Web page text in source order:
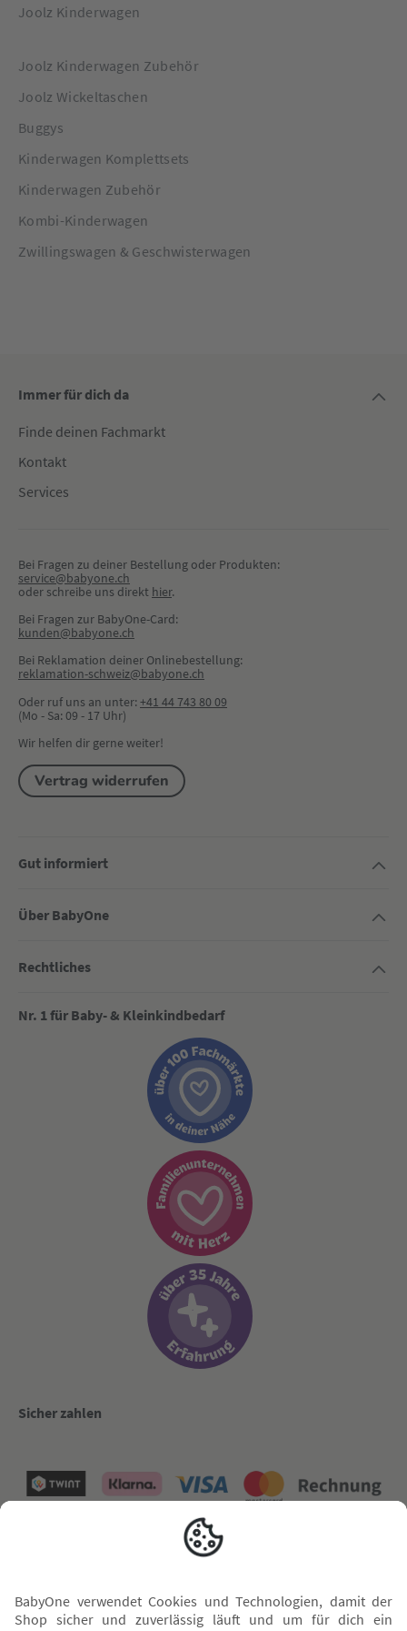
Joolz Kinderwagen
Joolz Kinderwagen Zubehör
Joolz Wickeltaschen
Buggys
Kinderwagen Komplettsets
Kinderwagen Zubehör
Kombi-Kinderwagen
Zwillingswagen & Geschwisterwagen
Immer für dich da
Finde deinen Fachmarkt
Kontakt
Services
Bei Fragen zu deiner Bestellung oder Produkten:
service@babyone.ch
oder schreibe uns direkt hier.
Bei Fragen zur BabyOne-Card:
kunden@babyone.ch
Bei Reklamation deiner Onlinebestellung:
reklamation-schweiz@babyone.ch
Oder ruf uns an unter:+41 44 743 80 09
(Mo - Sa: 09 - 17 Uhr)
Wir helfen dir gerne weiter!
Vertrag widerrufen
Gut informiert
Über BabyOne
Rechtliches
Nr. 1 für Baby- & Kleinkindbedarf
Sicher zahlen